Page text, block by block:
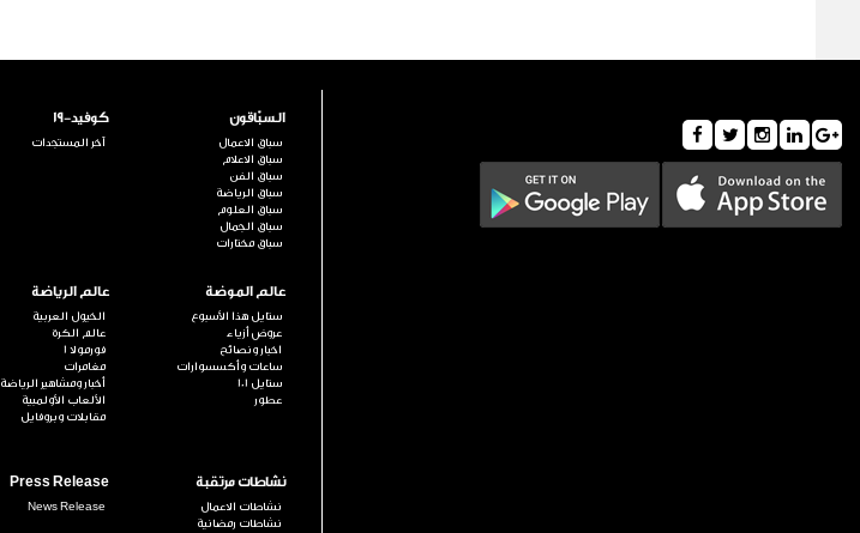
السبّاقون
سباق الاعمال
سباق الاعلام
سباق الفن
سباق الرياضة
سباق العلوم
سباق الجمال
سباق مختارات
كوفيد-19
آخر المستجدات
عالم الموضة
ستايل هذا الأسبوع
عروض أزياء
اخبار ونصائح
ساعات وأكسسوارات
ستايل 101
عطور
عالم الرياضة
الخيول العربية
عالم الكرة
فورمولا 1
مغامرات
أخبار ومشاهير الرياضة
الألعاب الأولمبية
مقابلات وبروفايل
نشاطات مرتقبة
نشاطات الاعمال
نشاطات رمضانية
Press Release
News Release